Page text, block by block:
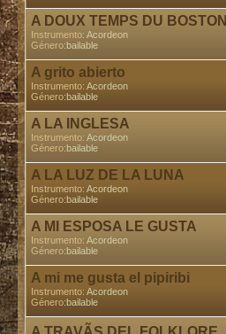
A DOUX TEMPS DU BOSTON
Instrumento: Acordeon
Género:bailable
A grito abierto
Instrumento: Acordeon
Género:bailable
A LA INGLESA
Instrumento: Acordeon
Género:bailable
A LA LUZ DE LA LUNA
Instrumento: Acordeon
Género:bailable
A MI ESPOSA LE GUSTA
Instrumento: Acordeon
Género:bailable
A mi me gusta el pipiribi
Instrumento: Acordeon
Género:bailable